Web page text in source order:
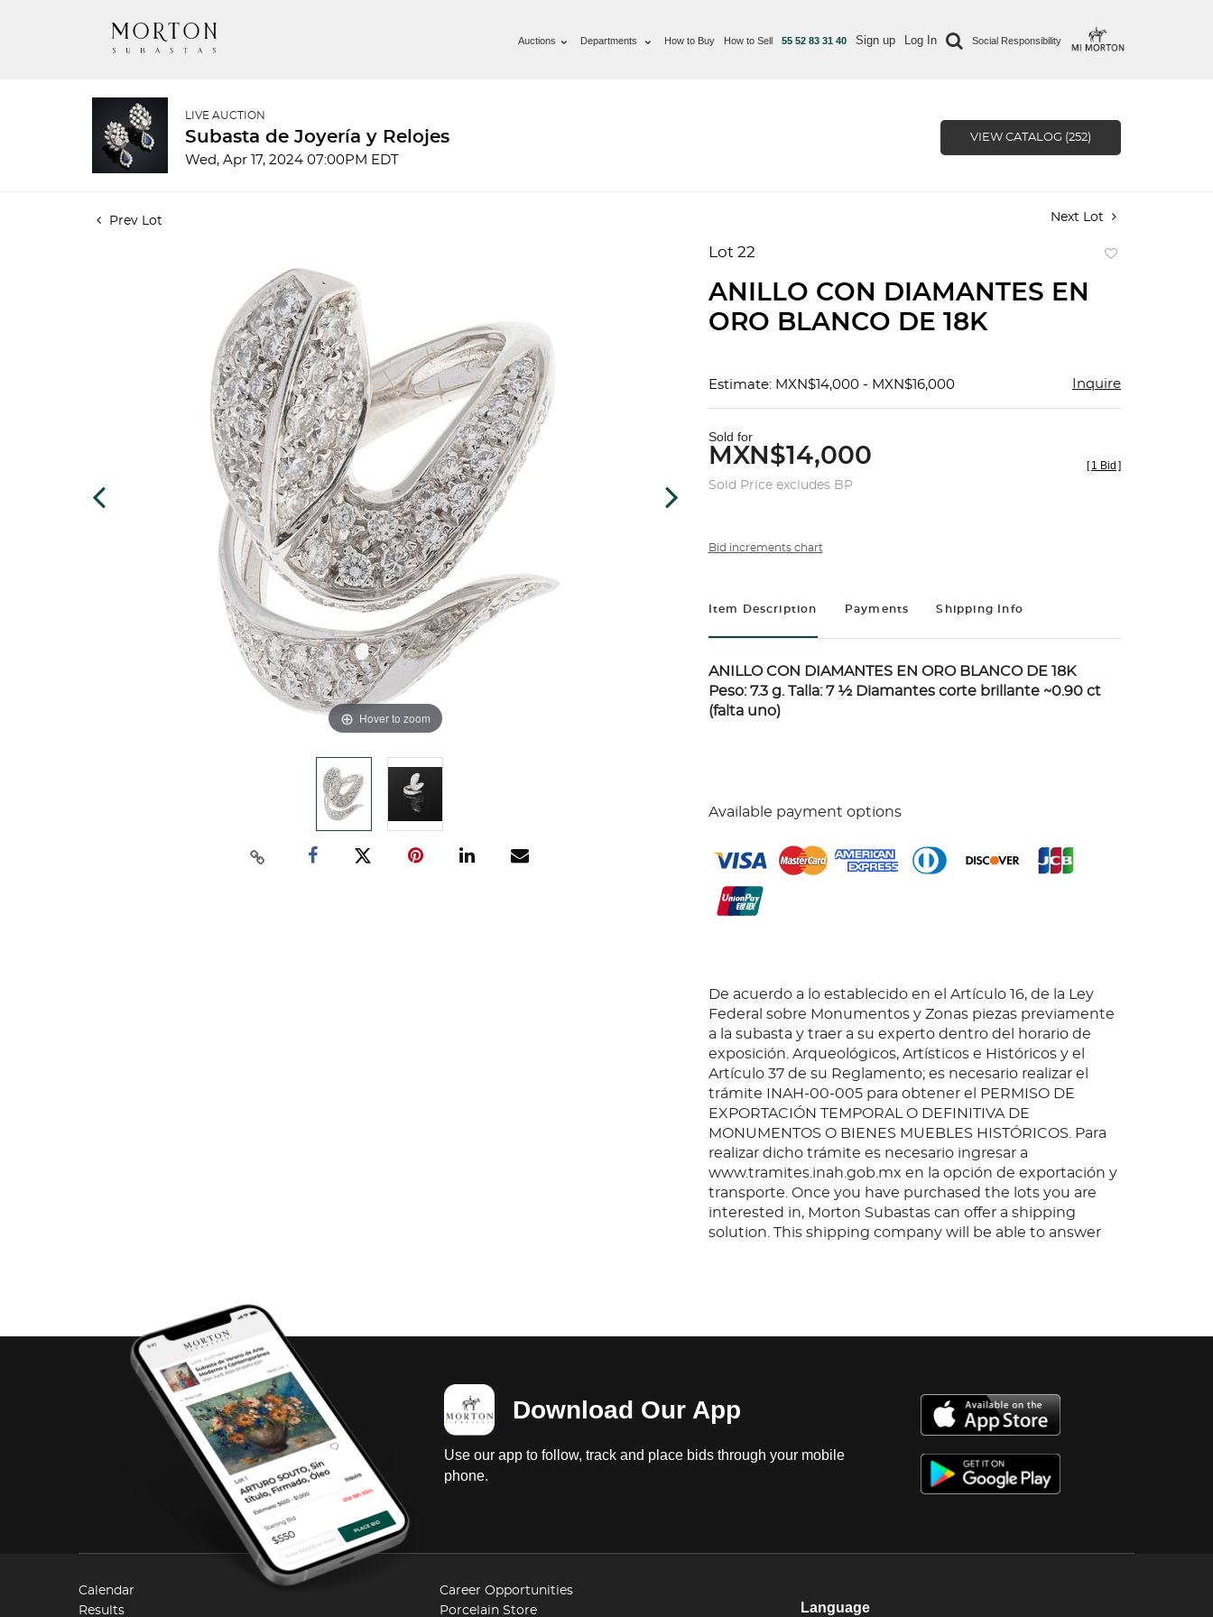
Auctions Departments How to Buy How to Sell 55 52 83 31 40 Sign up Log In Social Responsibility
LIVE AUCTION
Subasta de Joyería y Relojes
Wed, Apr 17, 2024 07:00PM EDT
VIEW CATALOG (252)
Prev Lot Next Lot
Hover to zoom
Lot 22
ANILLO CON DIAMANTES EN
ORO BLANCO DE 18K
Estimate: MXN$14,000 - MXN$16,000 Inquire
Sold for
MXN$14,000
Sold Price excludes BP
[ 1 Bid ]
Bid increments chart
Item Description Payments Shipping Info
ANILLO CON DIAMANTES EN ORO BLANCO DE 18K
Peso: 7.3 g. Talla: 7 ½ Diamantes corte brillante ~0.90 ct
(falta uno)
Available payment options
De acuerdo a lo establecido en el Artículo 16, de la Ley
Federal sobre Monumentos y Zonas piezas previamente
a la subasta y traer a su experto dentro del horario de
exposición. Arqueológicos, Artísticos e Históricos y el
Artículo 37 de su Reglamento; es necesario realizar el
trámite INAH-00-005 para obtener el PERMISO DE
EXPORTACIÓN TEMPORAL O DEFINITIVA DE
MONUMENTOS O BIENES MUEBLES HISTÓRICOS. Para
realizar dicho trámite es necesario ingresar a
www.tramites.inah.gob.mx en la opción de exportación y
transporte. Once you have purchased the lots you are
interested in, Morton Subastas can offer a shipping
solution. This shipping company will be able to answer
Download Our App
Use our app to follow, track and place bids through your mobile
phone.
Calendar
Results
Career Opportunities
Porcelain Store
Language